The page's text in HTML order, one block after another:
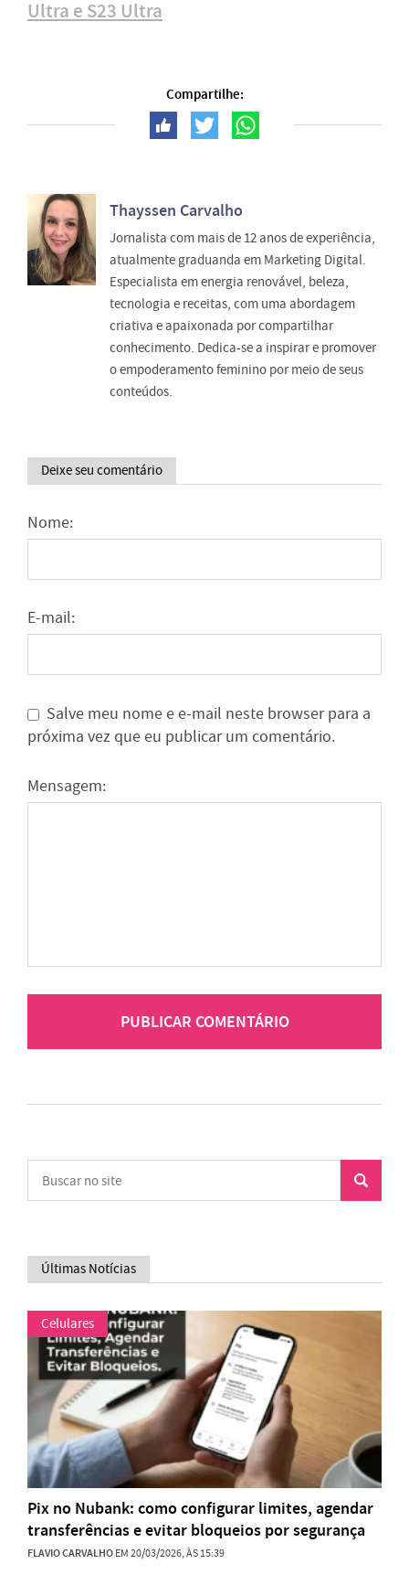
Ultra e S23 Ultra
Compartilhe:
Thayssen Carvalho
Jornalista com mais de 12 anos de experiência,
atualmente graduanda em Marketing Digital.
Especialista em energia renovável, beleza,
tecnologia e receitas, com uma abordagem
criativa e apaixonada por compartilhar
conhecimento. Dedica-se a inspirar e promover
o empoderamento feminino por meio de seus
conteúdos.
Deixe seu comentário
Nome:
E-mail:
Salve meu nome e e-mail neste browser para a
próxima vez que eu publicar um comentário.
Mensagem:
Últimas Notícias
Celulares
Pix no Nubank: como configurar limites, agendar
transferências e evitar bloqueios por segurança
FLAVIO CARVALHOEM 20/03/2026, ÀS 15:39